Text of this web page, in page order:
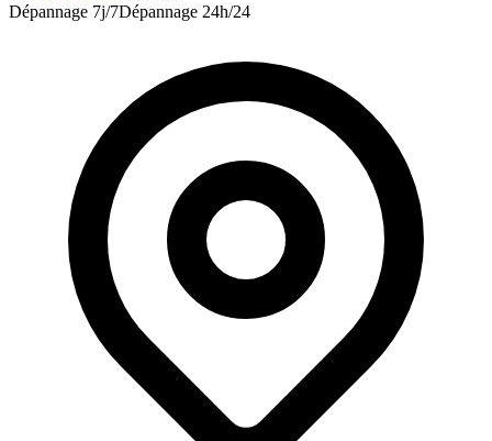
Dépannage 7j/7Dépannage 24h/24